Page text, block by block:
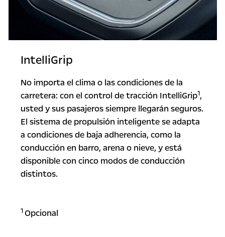
IntelliGrip
No importa el clima o las condiciones de la
carretera: con el control de tracción IntelliGrip1,
usted y sus pasajeros siempre llegarán seguros.
El sistema de propulsión inteligente se adapta
a condiciones de baja adherencia, como la
conducción en barro, arena o nieve, y está
disponible con cinco modos de conducción
distintos.
1Opcional